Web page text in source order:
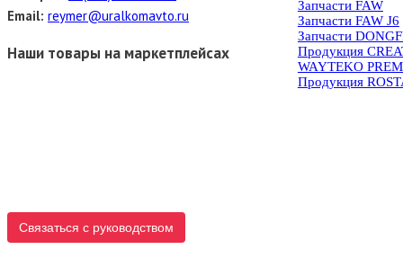
Email: reymer@uralkomavto.ru
Наши товары на маркетплейсах
Связаться с руководством
Запчасти FAW
Запчасти FAW J6
Запчасти
Продукция
WAYTEKO
Продукция